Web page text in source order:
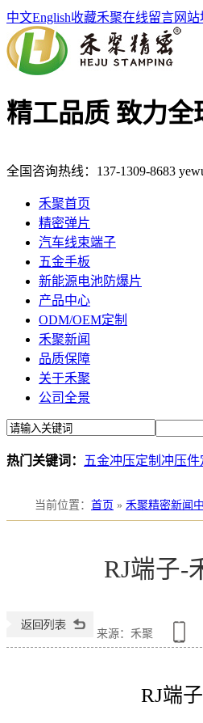
中文English收藏禾聚在线留言网站
精工品质 致力全
全国咨询热线： 137-1309-8683
禾聚首页
精密弹片
汽车线束端子
五金手板
新能源电池防爆片
产品中心
ODM/OEM定制
禾聚新闻
品质保障
关于禾聚
公司全景
热门关键词： 五金冲压定制 冲压件
当前位置 ： 首页 » 禾聚精密新闻
RJ端子-
来源：禾聚
RJ端